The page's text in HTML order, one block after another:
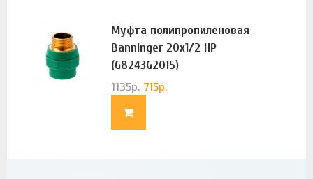
Муфта полипропиленовая
Banninger 20х1/2 НР
(G8243G2015)
1135р. 715р.